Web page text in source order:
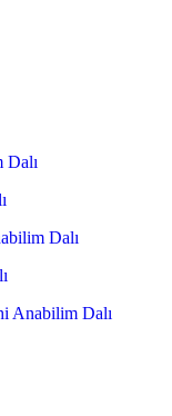
Dalı
Dalı
Anabilim Dalı